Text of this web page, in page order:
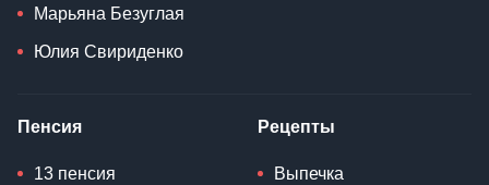
Марьяна Безуглая
Юлия Свириденко
Пенсия
13 пенсия
Рецепты
Выпечка